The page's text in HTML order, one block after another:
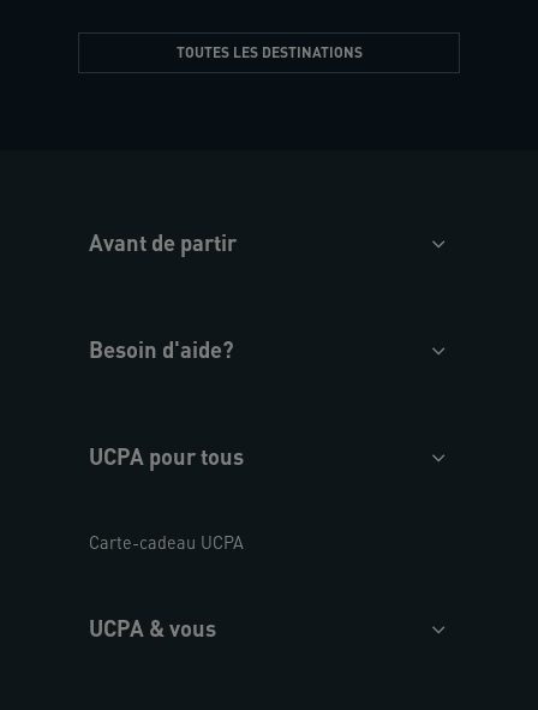
TOUTES LES DESTINATIONS
Avant de partir
Besoin d'aide?
UCPA pour tous
Carte-cadeau UCPA
UCPA & vous